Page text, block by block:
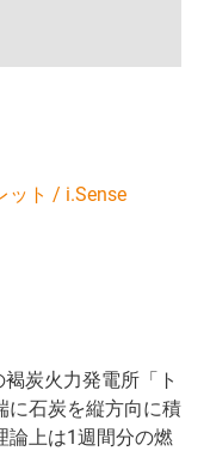
ット / i.Sense
炭火力発電所「ト
に石炭を縦方向に積
論上は1週間分の燃